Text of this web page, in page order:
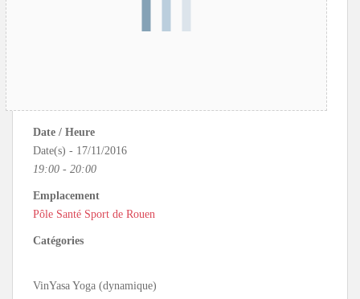
Date / Heure
Date(s) - 17/11/2016
19:00 - 20:00
Emplacement
Pôle Santé Sport de Rouen
Catégories
VinYasa Yoga (dynamique)